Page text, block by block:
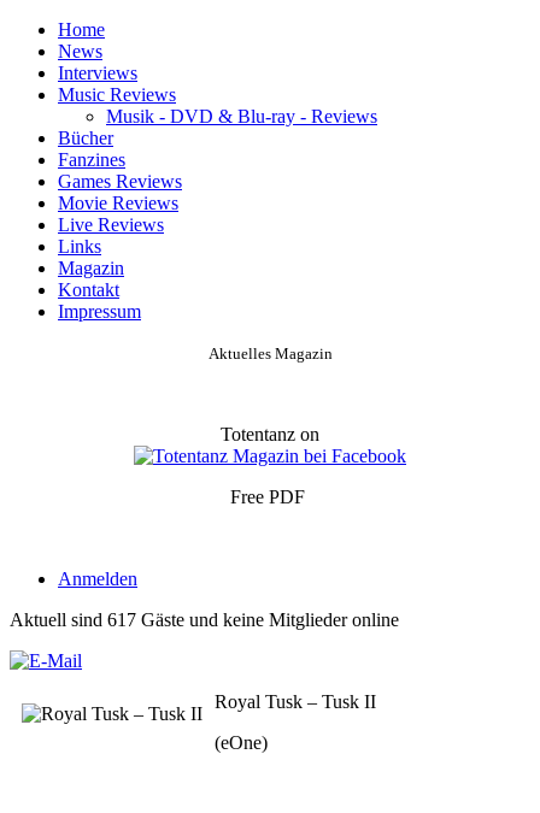
Home
News
Interviews
Music Reviews
Musik - DVD & Blu-ray - Reviews
Bücher
Fanzines
Games Reviews
Movie Reviews
Live Reviews
Links
Magazin
Kontakt
Impressum
Aktuelles Magazin
Totentanz on
Free PDF
Anmelden
Aktuell sind 617 Gäste und keine Mitglieder online
Royal Tusk – Tusk II
(eOne)